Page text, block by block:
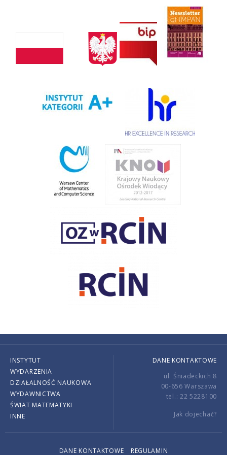
INSTYTUT
WYDARZENIA
DZIAŁALNOŚĆ NAUKOWA
WYDAWNICTWA
ŚWIAT MATEMATYKI
INNE
DANE KONTAKTOWE
ul. Śniadeckich 8
00-656 Warszawa
tel.: 22 5228100
Jak dojechać?
DANE KONTAKTOWE REGULAMIN